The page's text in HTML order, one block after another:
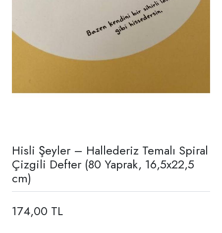
Hisli Şeyler – Hallederiz Temalı Spiral
Çizgili Defter (80 Yaprak, 16,5x22,5
cm)
174,00 TL